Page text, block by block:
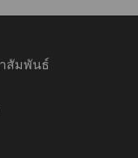
สัมพันธ์